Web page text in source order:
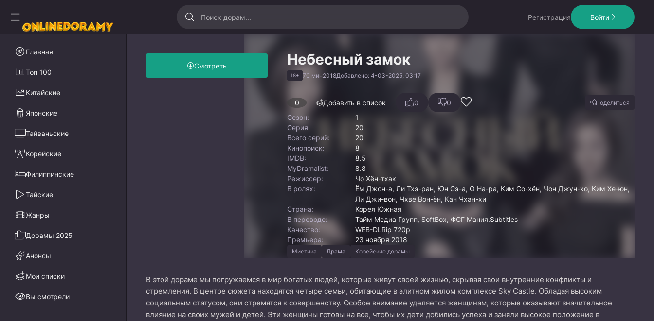
Регистрация Войти
Небесный замок
18+ 70 мин2018Добавлено: 4-03-2025, 03:17
Смотреть
0 Добавить в список 0 0 Поделиться
Сезон:
1
Серия:
20
Всего серий:
20
Кинопоиск:
8
IMDB:
8.5
MyDramalist:
8.8
Режиссер:
Чо Хён-тхак
В ролях:
Ём Джон-а, Ли Тхэ-ран, Юн Сэ-а, О На-ра, Ким Со-хён, Чон Джун-хо, Ким Хе-юн,
Ли Джи-вон, Чхве Вон-ён, Кан Чхан-хи
Страна:
Корея Южная
В переводе:
Тайм Медиа Групп, SoftBox, ФСГ Мания.Subtitles
Качество:
WEB-DLRip 720p
Премьера:
23 ноября 2018
Мистика Драма Корейские дорамы
В этой дораме мы погружаемся в мир богатых людей, которые живут своей жизнью, скрывая свои внутренние конфликты и
стремления. В центре сюжета находятся четыре семьи, обитающие в элитном жилом комплексе Sky Castle. Обладая высоким
социальным статусом, они стремятся к совершенству. Особое внимание уделяется женщинам, которые оказывают значительное
влияние на своих мужей и детей. Эти женщины готовы на все, чтобы их дети добились успеха и заняли высокое положение в
Главная
Топ 100
Китайские
Японские
Тайваньские
Корейские
Филиппинские
Тайские
Жанры
Дорамы 2025
Анонсы
Мои списки
Вы смотрели